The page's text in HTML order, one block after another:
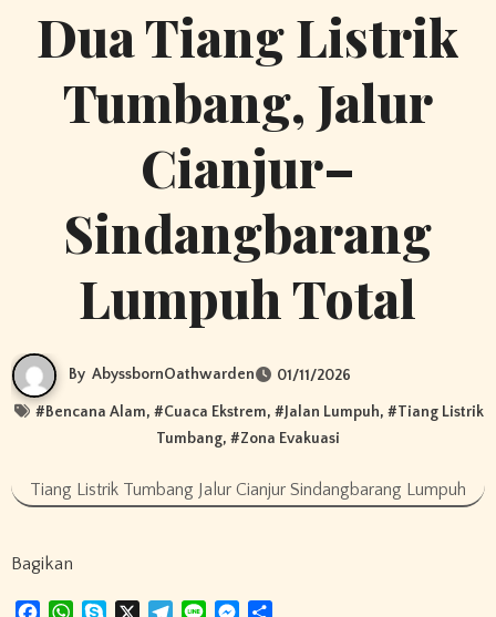
Dua Tiang Listrik
Tumbang, Jalur
Cianjur–
Sindangbarang
Lumpuh Total
By AbyssbornOathwarden 01/11/2026
#Bencana Alam, #Cuaca Ekstrem, #Jalan Lumpuh, #Tiang Listrik
Tumbang, #Zona Evakuasi
Tiang Listrik Tumbang Jalur Cianjur Sindangbarang Lumpuh
Bagikan
W
M